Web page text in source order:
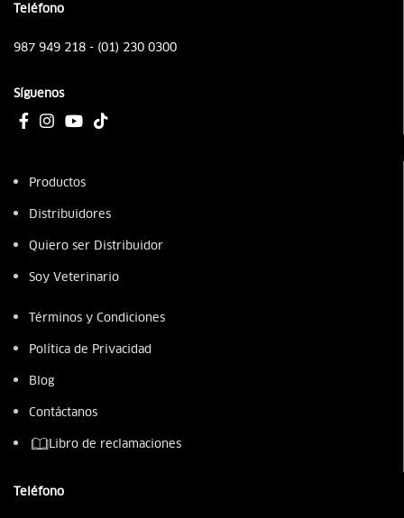
Teléfono
987 949 218 - (01) 230 0300
Síguenos
Productos
Distribuidores
Quiero ser Distribuidor
Soy Veterinario
Términos y Condiciones
Política de Privacidad
Blog
Contáctanos
Libro de reclamaciones
Teléfono